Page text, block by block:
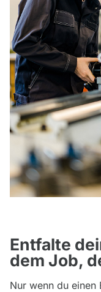
Entfalte
dem Job,
Nur wenn du